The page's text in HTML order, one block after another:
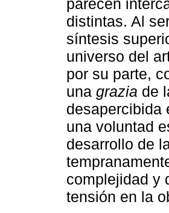
parecen
distintas. Al
síntesis
universo del
por su parte,
una grazia de
desapercibida
una voluntad
desarrollo de
complejidad y
tensión en la